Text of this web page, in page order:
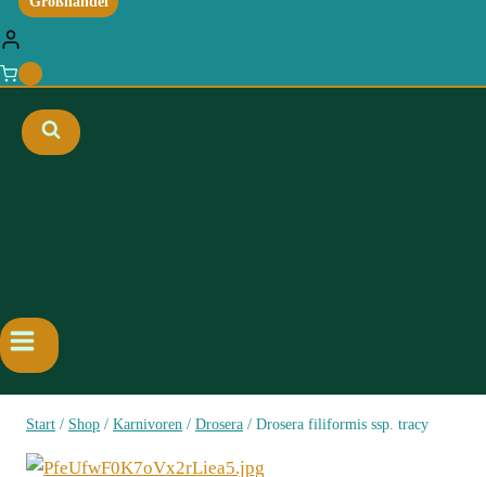
Start / Shop / Karnivoren / Drosera / Drosera filiformis ssp. tracy